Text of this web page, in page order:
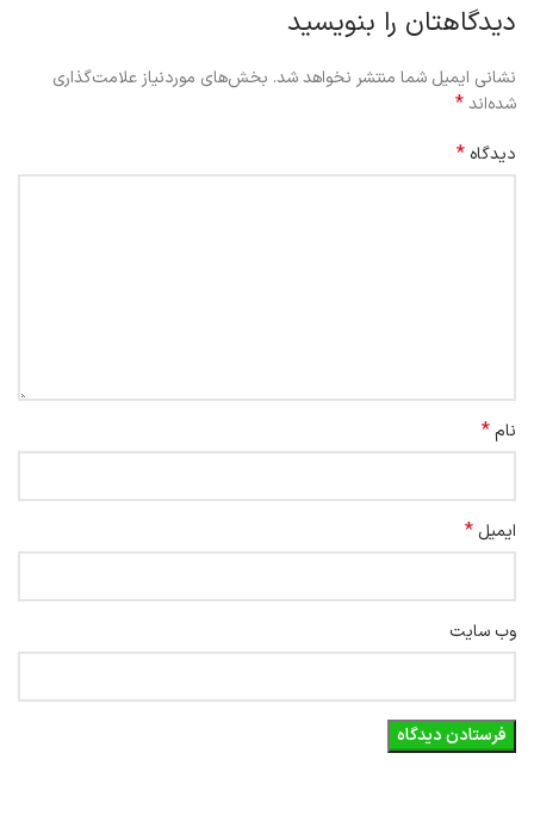
دیدگاهتان را بنویسید
نشانی ایمیل شما منتشر نخواهد شد. بخش‌های موردنیاز علامت‌گذاری
شده‌اند*
دیدگاه *
نام*
ایمیل *
وب‌ سایت